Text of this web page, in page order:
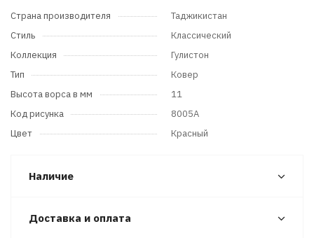
Страна производителя
Таджикистан
Стиль
Классический
Коллекция
Гулистон
Тип
Ковер
Высота ворса в мм
11
Код рисунка
8005A
Цвет
Красный
Наличие
Доставка и оплата